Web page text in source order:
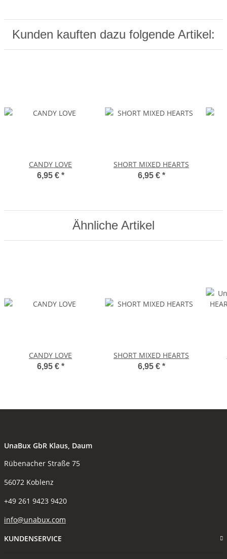
Kunden kauften dazu folgende Artikel:
CANDY LOVE
6,95 € *
SHORT MIXED HEARTS
6,95 € *
Ähnliche Artikel
CANDY LOVE
6,95 € *
SHORT MIXED HEARTS
6,95 € *
UnaBux GbR Klaus, Daum
Rübenacher Straße 75
56072 Koblenz
+49 261 9423 9420
info@unabux.com
KUNDENSERVICE